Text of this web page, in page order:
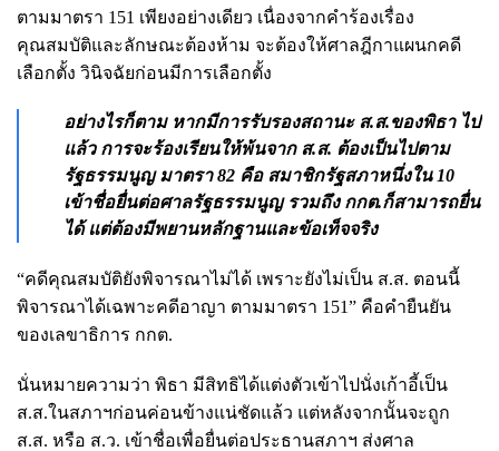
ตามมาตรา 151 เพียงอย่างเดียว เนื่องจากคำร้องเรื่อง
คุณสมบัติและลักษณะต้องห้าม จะต้องให้ศาลฎีกาแผนกคดี
เลือกตั้ง วินิจฉัยก่อนมีการเลือกตั้ง
อย่างไรก็ตาม หากมีการรับรองสถานะ ส.ส.ของพิธา ไป
แล้ว การจะร้องเรียนให้พ้นจาก ส.ส. ต้องเป็นไปตาม
รัฐธรรมนูญ มาตรา 82 คือ สมาชิกรัฐสภาหนึ่งใน 10
เข้าชื่อยื่นต่อศาลรัฐธรรมนูญ รวมถึง กกต.ก็สามารถยื่น
ได้ แต่ต้องมีพยานหลักฐานและข้อเท็จจริง
“คดีคุณสมบัติยังพิจารณาไม่ได้ เพราะยังไม่เป็น ส.ส. ตอนนี้
พิจารณาได้เฉพาะคดีอาญา ตามมาตรา 151” คือคำยืนยัน
ของเลขาธิการ กกต.
นั่นหมายความว่า พิธา มีสิทธิได้แต่งตัวเข้าไปนั่งเก้าอี้เป็น
ส.ส.ในสภาฯก่อนค่อนข้างแน่ชัดแล้ว แต่หลังจากนั้นจะถูก
ส.ส. หรือ ส.ว. เข้าชื่อเพื่อยื่นต่อประธานสภาฯ ส่งศาล